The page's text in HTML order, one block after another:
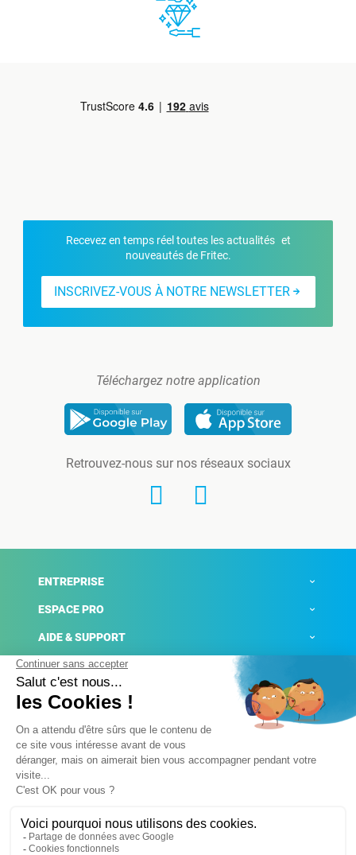
Recevez en temps réel toutes les actualités et
nouveautés de Fritec.
INSCRIVEZ-VOUS À NOTRE NEWSLETTER
Téléchargez notre application
Retrouvez-nous sur nos réseaux sociaux
ENTREPRISE
ESPACE PRO
AIDE & SUPPORT
ACTUALITÉS
Mentions légales
Conditions générales de ventes